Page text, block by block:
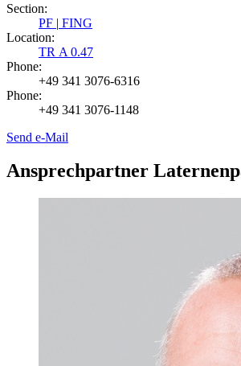
Section:
PF | FING
Location:
TR A 0.47
Phone:
+49 341 3076-6316
Phone:
+49 341 3076-1148
Send e-Mail
Ansprechpartner